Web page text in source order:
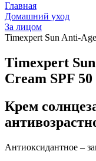
Главная
Домашний уход
За лицом
Timexpert Sun Anti-
Timexpert
Cream SPF 50
Крем
Антиоксидантное –